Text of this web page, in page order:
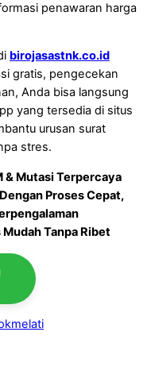
penawaran harga
birojasastnk.co.id
gratis, pengecekan
Anda bisa langsung
yang tersedia di situs
urusan surat
stres.
& Mutasi Terpercaya
Proses Cepat,
Tanpa Ribet